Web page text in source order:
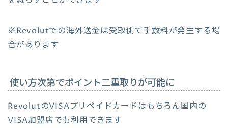
※Revolutでの海外送金は受取側で手数料が発生する場
合があります
使い方次第でポイント二重取りが可能に
RevolutのVISAプリペイドカードはもちろん国内の
VISA加盟店でも利用できます